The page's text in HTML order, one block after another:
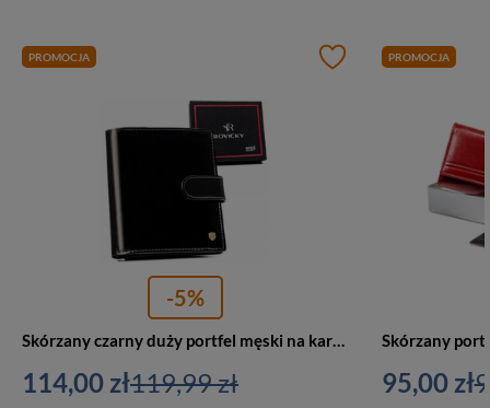
PROMOCJA
-5%
Skórzany czarny duży portfel męski na karty RFID — Rovicky 22317L-VT-RVT
114,00 zł119,99 zł
PROMOCJA
95,00 zł